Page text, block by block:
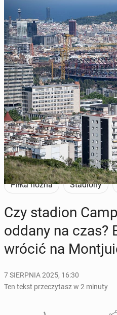
Stadion Camp Nou w Barcelonie
JOSEP LAGO/AFP via Getty
Piłka nożna Stadiony
Czy stadion
oddany na czas?
wrócić na
7 SIERPNIA 2025, 16:30
Ten tekst przeczytasz w 2 minuty